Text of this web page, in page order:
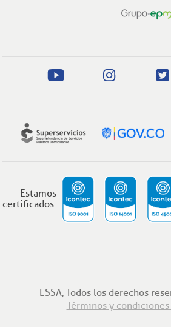
Estamos
certificados:
ESSA, Todos los derechos
Términos y